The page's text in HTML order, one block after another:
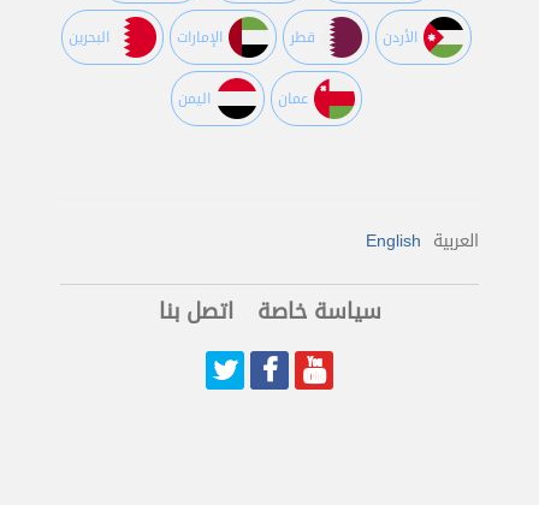
اﻷردن قطر اﻹمارات البحرين
عمان اليمن
العربية English
سياسة خاصة اتصل بنا